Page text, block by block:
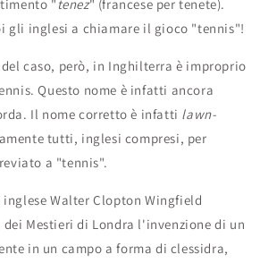
" tenez" (francese per tenete).
gli inglesi a chiamare il gioco "tennis"!
caso, però, in Inghilterra è improprio
Questo nome è infatti ancora
Il nome corretto è infatti lawn-
tutti, inglesi compresi, per
a "tennis".
Walter Clopton Wingfield
Mestieri di Londra l'invenzione di un
in un campo a forma di clessidra,